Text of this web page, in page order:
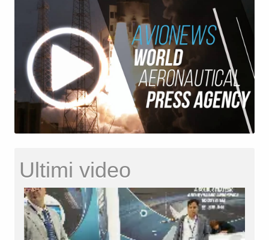
Ultimi video